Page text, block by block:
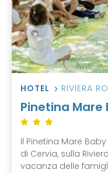
HOTEL RIVIERA
Pinetina Mare
Il Pinetina Mare
di Cervia, sulla
vacanza delle